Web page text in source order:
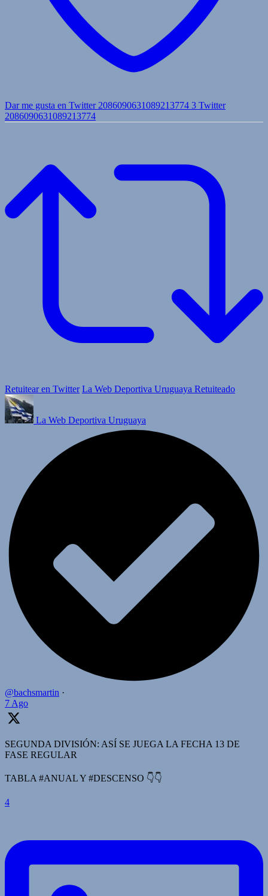
Dar me gusta en Twitter 2086090631089213774 3 Twitter
2086090631089213774
Retuitear en Twitter La Web Deportiva Uruguaya Retuiteado
La Web Deportiva Uruguaya
@bachsmartin ·
7 Ago
SEGUNDA DIVISIÓN: ASÍ SE JUEGA LA FECHA 13 DE
FASE REGULAR
TABLA #ANUAL Y #DESCENSO 👇👇
4